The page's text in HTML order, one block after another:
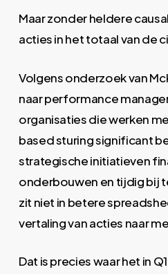
Maar zonder heldere
acties in het totaal van de
Volgens onderzoek van
naar performance
organisaties die werken
based sturing significant
strategische initiatieven
onderbouwen en tijdig bij
zit niet in betere
vertaling van acties naar
Dat is precies waar het in